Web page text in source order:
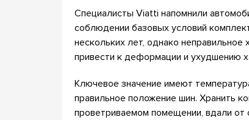
Специалисты Viatti напомнили
соблюдении базовых условий
нескольких лет, однако неправильное
привести к деформации и ухудшению
Ключевое значение имеют
правильное положение шин. Хранить
проветриваемом помещении, вдали от